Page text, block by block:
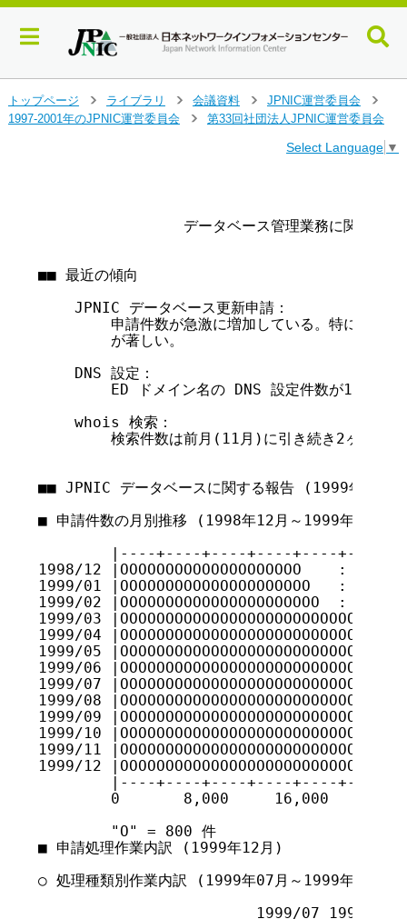
イ
トップページ
>
ライブラリ
>
会議資料
>
JPNIC運営委員会
>
1997-2001年のJPNIC運営委員会
第33回社団法人JPNIC運営委員会
Select Language ▼
データベース管理業務に関する報
■■ 最近の傾向
    JPNIC データベース更新申請：
申請件数が急激に増加している。特にドメイ
    DNS 設定：
ED ドメイン名の DNS 設定件数が1000件を
    whois 検索：
検索件数は前月(11月)に引き続き2ヶ月連続
■■ JPNIC データベースに関する報告 (1999年12月)
■ 申請件数の月別推移 (1998年12月～1999年12月)
|----+----+----+----+----+----
1998/12
1999/01
1999/02
1999/03
1999/04
1999/05
1999/06
1999/07
1999/08
1999/09
1999/10
1999/11
1999/12
|----+----+----+----+----+----
0       8,000     16,000
■ 申請処理作業内訳 (1999年12月)
○ 処理種類別作業内訳 (1999年07月～1999年12月)